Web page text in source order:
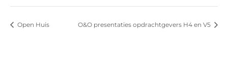
Open Huis O&O presentaties opdrachtgevers H4 en V5